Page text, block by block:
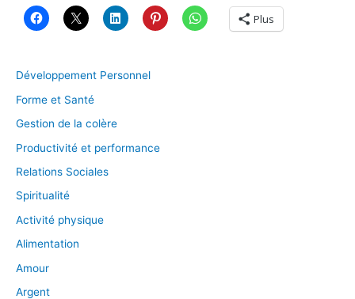
Plus
Développement Personnel
Forme et Santé
Gestion de la colère
Productivité et performance
Relations Sociales
Spiritualité
Activité physique
Alimentation
Amour
Argent